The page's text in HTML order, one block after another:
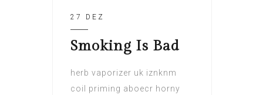
27 DEZ
Smoking Is Bad
herb vaporizer uk iznknm
coil priming aboecr horny